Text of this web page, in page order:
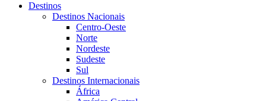
Destinos
Destinos Nacionais
Centro-Oeste
Norte
Nordeste
Sudeste
Sul
Destinos Internacionais
África